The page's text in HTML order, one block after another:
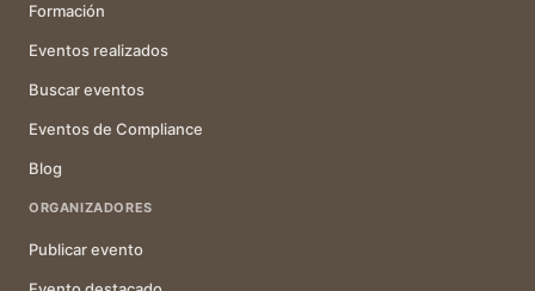
Formación
Eventos realizados
Buscar eventos
Eventos de Compliance
Blog
ORGANIZADORES
Publicar evento